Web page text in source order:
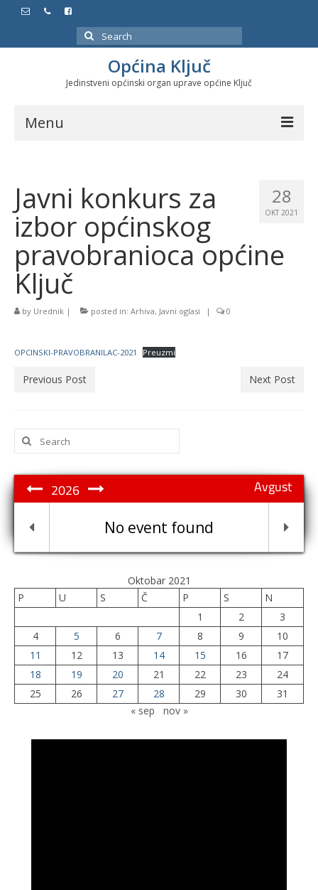
Search
for:
Općina Ključ
Jedinstveni općinski organ uprave općine Ključ
Menu
Službeni glasnici
Javne nabavke
Značajni datumi i manifestacije
Program energetske efikasnosti u stambenom
sektoru
28
OKT 2021
Javni konkurs za
izbor općinskog
pravobranioca općine
Ključ
by Urednik | posted in: Arhiva, Javni oglasi | 0
OPCINSKI-PRAVOBRANILAC-2021 Preuzmi
Previous Post Next Post
Search
for:
Avgust
2026
No event found
Oktobar 2021
P
U S Č P S
N
1
2
3
4
5 6 7 8 9
10
11
12 13 14 15 16
17
18
19 20 21 22 23
24
25
26 27 28 29 30
31
« sep
nov »